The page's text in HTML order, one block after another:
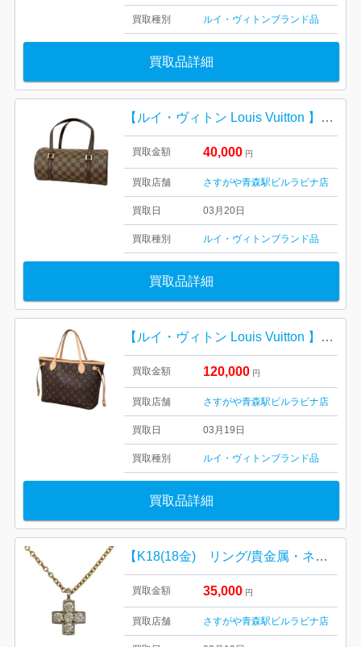
買取種別 ルイ・ヴィトンブランド品
買取品詳細
【ルイ・ヴィトン Louis Vuitton 】パピヨン・モノグラム・キャンバス・レディース・ブランド
買取金額 40,000 円
買取店舗 さすがや青森駅ビルラビナ店
買取日 03月20日
買取種別 ルイ・ヴィトンブランド品
買取品詳細
【ルイ・ヴィトン Louis Vuitton 】ネヴァーフル・モノグラム・キャンバス・レディース・ブランド
買取金額 120,000 円
買取店舗 さすがや青森駅ビルラビナ店
買取日 03月19日
買取種別 ルイ・ヴィトンブランド品
買取品詳細
【K18(18金) リング/貴金属・ネックレス・リング・アクセサリー・メンズ・レディース】
買取金額 35,000 円
買取店舗 さすがや青森駅ビルラビナ店